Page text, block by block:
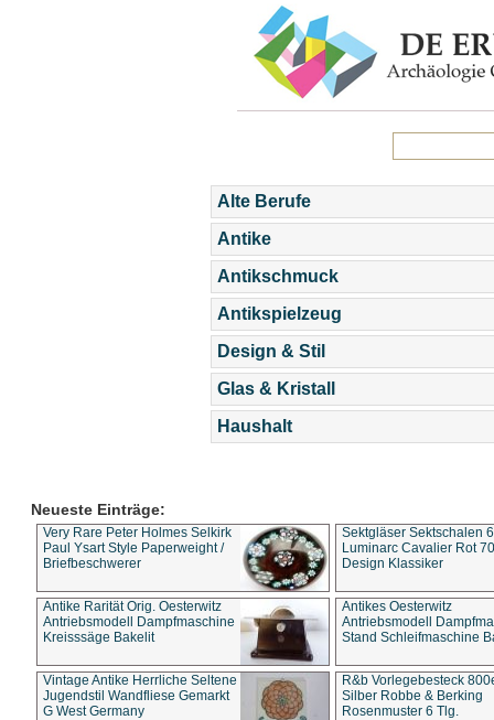
Alte Berufe
Antike
Antikschmuck
Antikspielzeug
Design & Stil
Glas & Kristall
Haushalt
Neueste Einträge:
Very Rare Peter Holmes Selkirk
Paul Ysart Style Paperweight /
Briefbeschwerer
Sektgläser Sektschalen
Luminarc Cavalier Rot
Design Klassiker
Antike Rarität Orig. Oesterwitz
Antriebsmodell Dampfmaschine
Kreisssäge Bakelit
Antikes Oesterwitz
Antriebsmodell
Stand Schleifmaschine
Vintage Antike Herrliche Seltene
Jugendstil Wandfliese Gemarkt
G West Germany
R&b Vorlegebesteck
Silber Robbe & Berking
Rosenmuster 6 Tlg.